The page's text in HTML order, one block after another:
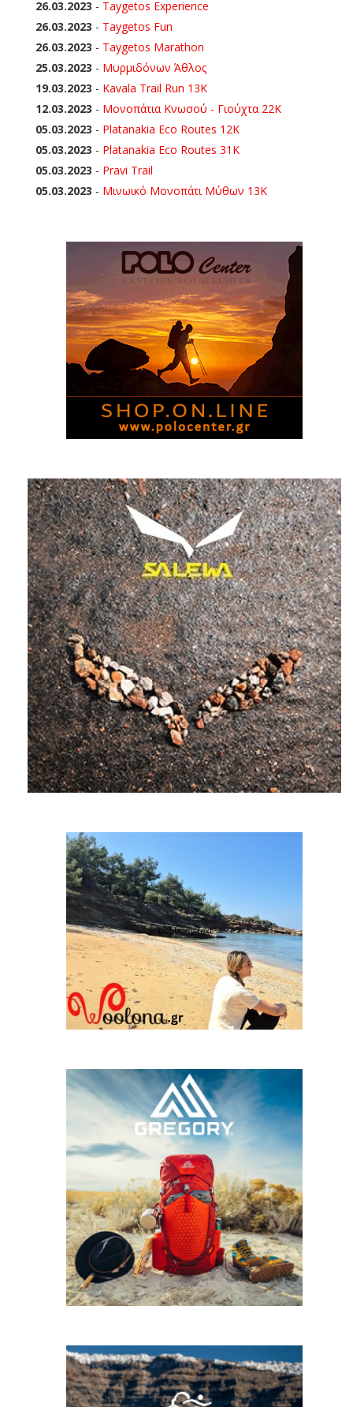
26.03.2023 - Taygetos Experience
26.03.2023 - Taygetos Fun
26.03.2023 - Taygetos Marathon
25.03.2023 - Μυρμιδόνων Άθλος
19.03.2023 - Kavala Trail Run 13K
12.03.2023 - Μονοπάτια Κνωσού - Γιούχτα 22Κ
05.03.2023 - Platanakia Eco Routes 12K
05.03.2023 - Platanakia Eco Routes 31K
05.03.2023 - Pravi Trail
05.03.2023 - Μινωικό Μονοπάτι Μύθων 13Κ